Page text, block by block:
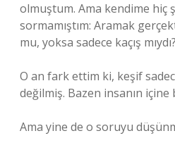
olmuştum. Ama kendime hiç
sormamıştım: Aramak
mu, yoksa sadece kaçış mıydı?
O an fark ettim ki, keşif
değilmiş. Bazen insanın
Ama yine de o soruyu